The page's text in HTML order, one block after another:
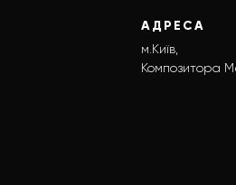
АДРЕСА
м.Київ,
Композитора